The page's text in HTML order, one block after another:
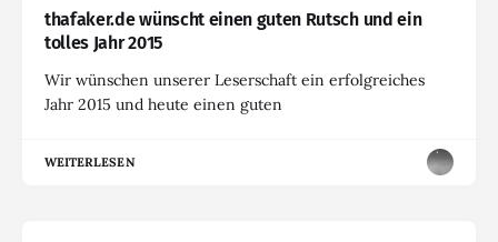
thafaker.de wünscht einen guten Rutsch und ein
tolles Jahr 2015
Wir wünschen unserer Leserschaft ein erfolgreiches
Jahr 2015 und heute einen guten
WEITERLESEN